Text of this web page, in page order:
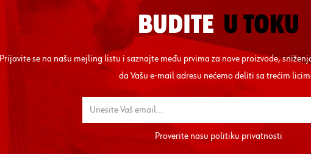
BUDITE U TOKU
Prijavite se na našu mejling listu i saznajte među prvima za nove proizvode,
da Vašu e-mail adresu nećemo deliti sa trećim
Proverite nasupolitiku privatnosti